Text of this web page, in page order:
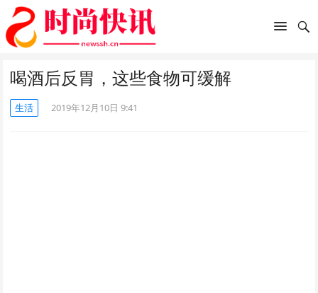
喝酒后反胃，这些食物可缓解
生活 2019年12月10日 9:41